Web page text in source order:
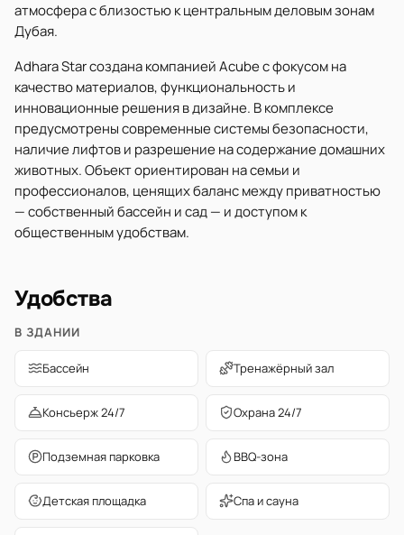
атмосфера с близостью к центральным деловым зонам
Дубая.
Adhara Star создана компанией Acube с фокусом на
качество материалов, функциональность и
инновационные решения в дизайне. В комплексе
предусмотрены современные системы безопасности,
наличие лифтов и разрешение на содержание домашних
животных. Объект ориентирован на семьи и
профессионалов, ценящих баланс между приватностью
— собственный бассейн и сад — и доступом к
общественным удобствам.
Удобства
В ЗДАНИИ
Бассейн Тренажёрный зал
Консьерж 24/7 Охрана 24/7
Подземная парковка BBQ-зона
Детская площадка Спа и сауна